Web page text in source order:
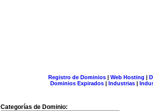
Registro de Dominios| Web Hosting |
Dominios Expirados | Industrias |
Categorías de Dominio: